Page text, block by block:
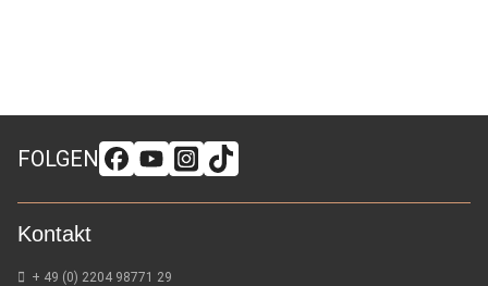
FOLGEN
Kontakt
+ 49 (0) 2204 98771 29